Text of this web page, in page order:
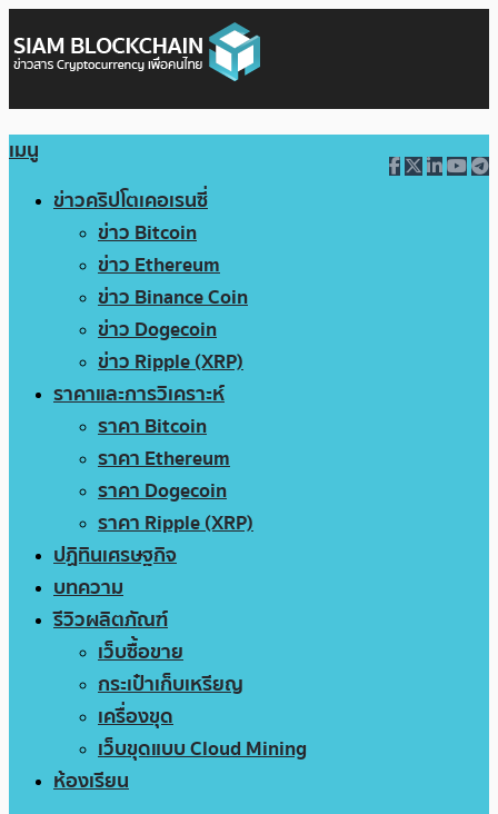
เมนู
ข่าวคริปโตเคอเรนซี่
ข่าว Bitcoin
ข่าว Ethereum
ข่าว Binance Coin
ข่าว Dogecoin
ข่าว Ripple (XRP)
ราคาและการวิเคราะห์
ราคา Bitcoin
ราคา Ethereum
ราคา Dogecoin
ราคา Ripple (XRP)
ปฏิทินเศรษฐกิจ
บทความ
รีวิวผลิตภัณฑ์
เว็บซื้อขาย
กระเป๋าเก็บเหรียญ
เครื่องขุด
เว็บขุดแบบ Cloud Mining
ห้องเรียน